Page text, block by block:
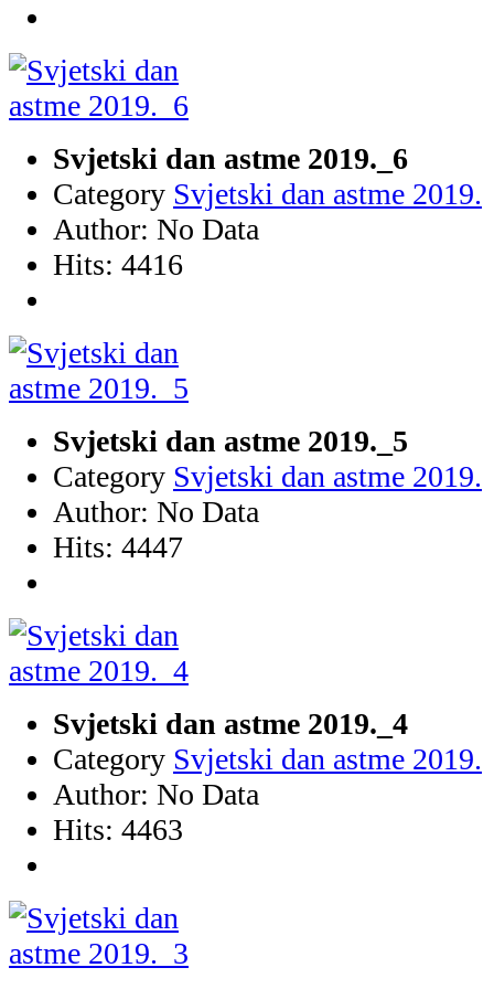
Svjetski dan astme 2019._6
Category Svjetski dan astme 2019.
Author: No Data
Hits: 4416
Svjetski dan astme 2019._5
Category Svjetski dan astme 2019.
Author: No Data
Hits: 4447
Svjetski dan astme 2019._4
Category Svjetski dan astme 2019.
Author: No Data
Hits: 4463